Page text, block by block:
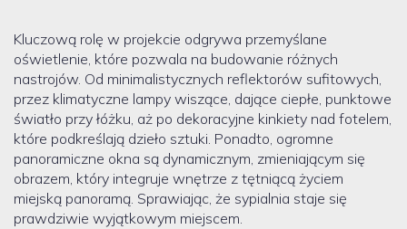
Kluczową rolę w projekcie odgrywa przemyślane
oświetlenie, które pozwala na budowanie różnych
nastrojów. Od minimalistycznych reflektorów sufitowych,
przez klimatyczne lampy wiszące, dające ciepłe, punktowe
światło przy łóżku, aż po dekoracyjne kinkiety nad fotelem,
które podkreślają dzieło sztuki. Ponadto, ogromne
panoramiczne okna są dynamicznym, zmieniającym się
obrazem, który integruje wnętrze z tętniącą życiem
miejską panoramą. Sprawiając, że sypialnia staje się
prawdziwie wyjątkowym miejscem.